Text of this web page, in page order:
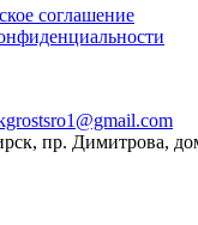
соглашение
пр. Димитрова,